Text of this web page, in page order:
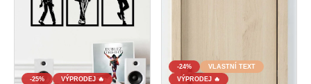
-25% VÝPRODEJ 🔥
-24%
VLASTNÍ TEXT
VÝPRODEJ 🔥